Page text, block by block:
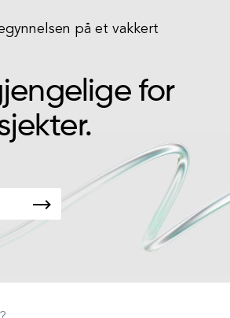
på et vakkert
for